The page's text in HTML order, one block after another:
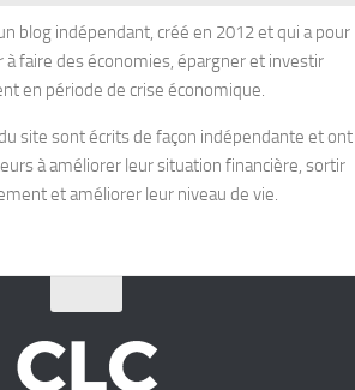
blog indépendant, créé en 2012 et qui a pour
à faire des économies, épargner et investir
en période de crise économique.
site sont écrits de façon indépendante et ont
à améliorer leur situation financière, sortir
et améliorer leur niveau de vie.